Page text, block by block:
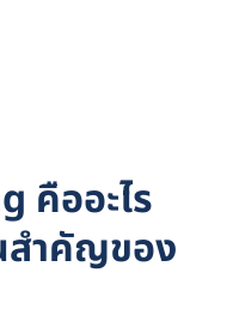
คืออะไร
สำคัญของ